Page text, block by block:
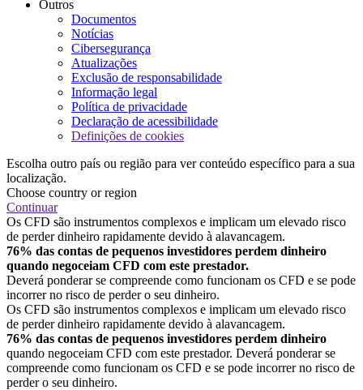
Outros
Documentos
Notícias
Cibersegurança
Atualizações
Exclusão de responsabilidade
Informação legal
Política de privacidade
Declaração de acessibilidade
Definições de cookies
Escolha outro país ou região para ver conteúdo específico para a sua
localização.
Choose country or region
Continuar
Os CFD são instrumentos complexos e implicam um elevado risco
de perder dinheiro rapidamente devido à alavancagem.
76% das contas de pequenos investidores perdem dinheiro
quando negoceiam CFD com este prestador.
Deverá ponderar se compreende como funcionam os CFD e se pode
incorrer no risco de perder o seu dinheiro.
Os CFD são instrumentos complexos e implicam um elevado risco
de perder dinheiro rapidamente devido à alavancagem.
76% das contas de pequenos investidores perdem dinheiro
quando negoceiam CFD com este prestador. Deverá ponderar se
compreende como funcionam os CFD e se pode incorrer no risco de
perder o seu dinheiro.